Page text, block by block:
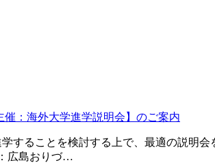
：海外大学進学説明会】のご案内
ることを検討する上で、最適の説明
広島おりづ…